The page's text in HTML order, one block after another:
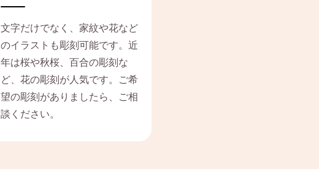
文字だけでなく、家紋や花など
のイラストも彫刻可能です。近
年は桜や秋桜、百合の彫刻な
ど、花の彫刻が人気です。ご希
望の彫刻がありましたら、ご相
談ください。